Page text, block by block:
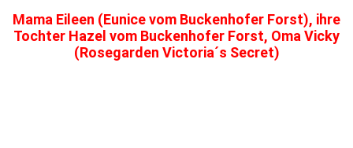
Mama Eileen (Eunice vom Buckenhofer Forst), ihre
Tochter Hazel vom Buckenhofer Forst, Oma Vicky
(Rosegarden Victoria´s Secret)